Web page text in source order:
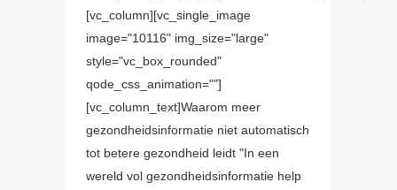
[vc_column][vc_single_image
image="10116" img_size="large"
style="vc_box_rounded"
qode_css_animation=""]
[vc_column_text]Waarom meer
gezondheidsinformatie niet automatisch
tot betere gezondheid leidt "In een
wereld vol gezondheidsinformatie help